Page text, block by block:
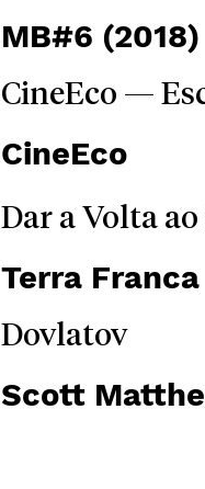
MB#6 (2018)
CineEco —
CineEco
Dar a Volta ao
Terra Franca
Dovlatov
Scott